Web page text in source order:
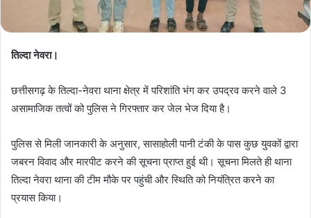
तिल्दा नेवरा।
छत्तीसगढ़ के तिल्दा-नेवरा थाना क्षेत्र में परिशांति भंग कर उपद्रव करने वाले 3
असामाजिक तत्वों को पुलिस ने गिरफ्तार कर जेल भेज दिया है।
पुलिस से मिली जानकारी के अनुसार, सासाहोली पानी टंकी के पास कुछ युवकों द्वारा
जबरन विवाद और मारपीट करने की सूचना प्राप्त हुई थी। सूचना मिलते ही थाना
तिल्दा नेवरा थाना की टीम मौके पर पहुंची और स्थिति को नियंत्रित करने का
प्रयास किया।